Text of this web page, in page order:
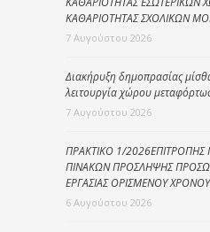
ΚΑΘΑΡΙΟΤΗΤΑΣ ΣΧΟΛΙΚΩΝ
7 Αυγούστου 2026
Διακήρυξη δημοπρασίας
λειτουργία χώρου
7 Αυγούστου 2026
ΠΡΑΚΤΙΚΟ 1/2026ΕΠΙΤΡΟΠΗΣ
ΠΙΝΑΚΩΝ ΠΡΟΣΛΗΨΗΣ
ΕΡΓΑΣΙΑΣ ΟΡΙΣΜΕΝΟΥ
6 Αυγούστου 2026